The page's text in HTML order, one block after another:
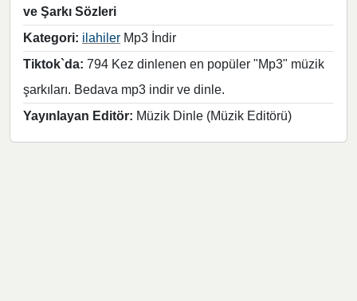
ve Şarkı Sözleri
Kategori: ilahiler Mp3 İndir
Tiktok`da: 794 Kez dinlenen en popüler "Mp3" müzik
şarkıları. Bedava mp3 indir ve dinle.
Yayınlayan Editör: Müzik Dinle (Müzik Editörü)